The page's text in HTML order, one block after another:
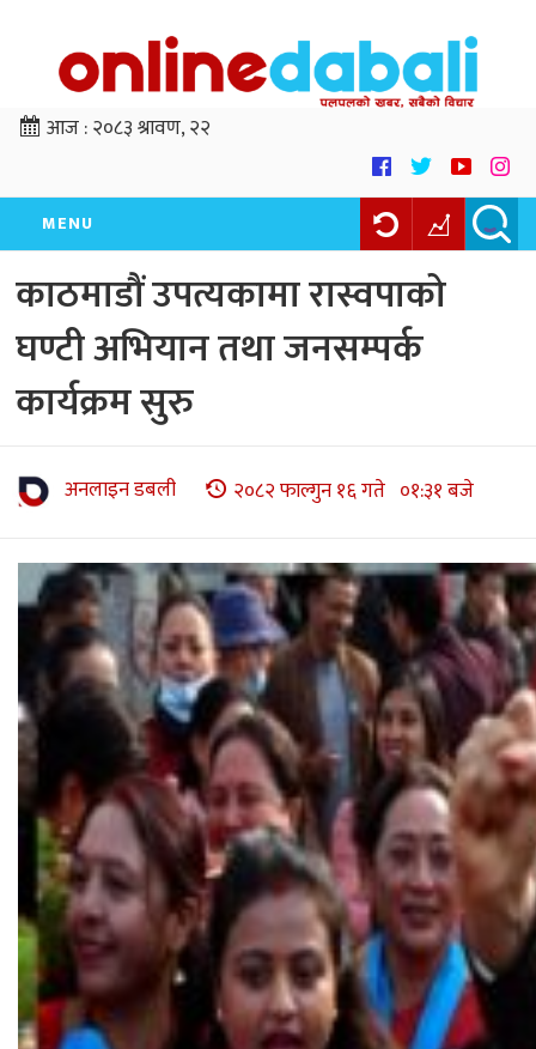
आज :२०८३ श्रावण, २२
MENU
काठमाडौं उपत्यकामा रास्वपाको
घण्टी अभियान तथा जनसम्पर्क
कार्यक्रम सुरु
अनलाइन डबली २०८२ फाल्गुन १६ गते ०१:३१ बजे